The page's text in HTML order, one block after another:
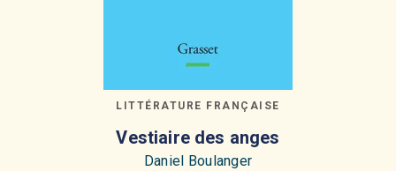
LITTÉRATURE FRANÇAISE
Vestiaire des anges
Daniel Boulanger